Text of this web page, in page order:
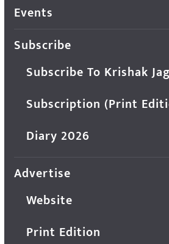
Events
Subscribe
Subscribe To Krishak
Subscription (Print
Diary 2026
Advertise
Website
Print Edition